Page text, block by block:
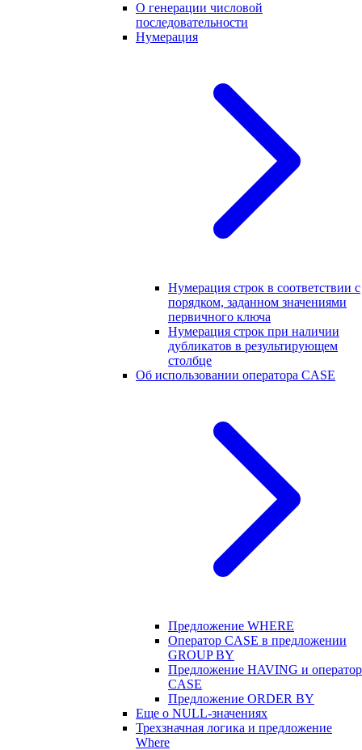
О генерации числовой
последовательности
Нумерация
Нумерация строк в соответствии с
порядком, заданном значениями
первичного ключа
Нумерация строк при наличии
дубликатов в результирующем
столбце
Об использовании оператора CASE
Предложение WHERE
Оператор CASE в предложении
GROUP BY
Предложение HAVING и оператор
CASE
Предложение ORDER BY
Еще о NULL-значениях
Трехзначная логика и предложение
Where